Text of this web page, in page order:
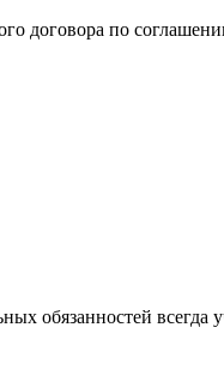
договора по
обязанностей